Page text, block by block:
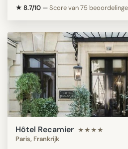
★ 8.7/10 —Score van 75
Hôtel Recamier ★★★★
Paris, Frankrijk